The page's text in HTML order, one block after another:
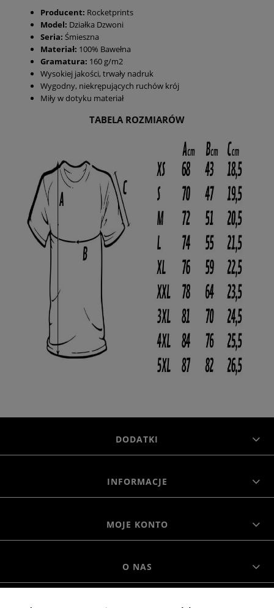
Producent: Rocketprints
Model: Działka Dzwoni
Seria: Śmieszna
Materiał: 100% Bawełna
Gramatura: 160 g/m2
Wysokiej jakości, trwały nadruk
Wygodny, niekrępujących ruchów krój
Miły w dotyku materiał
TABELA ROZMIARÓW
DODATKI
INFORMACJE
MOJE KONTO
O NAS